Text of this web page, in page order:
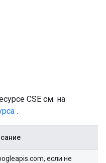
CSE см. на
.
если не